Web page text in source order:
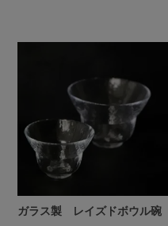
ガラス製 レイズドボウル碗